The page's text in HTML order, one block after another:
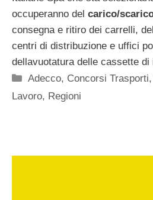
occuperanno del carico/
consegna e ritiro dei carrelli,
centri di distribuzione e uffici
dellavuotatura delle cassette di
Categorie
Adecco, Concorsi Trasporti,
Lavoro, Regioni